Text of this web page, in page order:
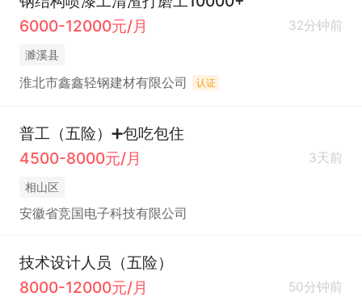
6000-12000元/月
32分钟前
濉溪县
淮北市鑫鑫轻钢建材有限公司 认证
普工（五险）➕包吃包住
4500-8000元/月
3天前
相山区
安徽省竞国电子科技有限公司
技术设计人员（五险）
8000-12000元/月
50分钟前